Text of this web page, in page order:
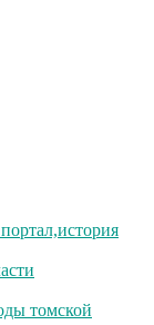
томской